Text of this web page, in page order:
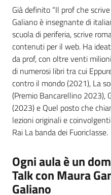
Bandi
Argomenti
Campagne
di
comunicazione
Seguici
Già definito “Il prof che
Galiano è insegnante di
scuola di periferia, scrive
contenuti per il web. Ha
da prof, con oltre venti
di numerosi libri tra cui
contro il mondo (2021), La
(Premio Bancarellino 2023),
(2023) e Quel posto che
lezioni originali e
Rai La banda dei Fuoriclasse.
Ogni aula è un
Talk con Maura
Galiano